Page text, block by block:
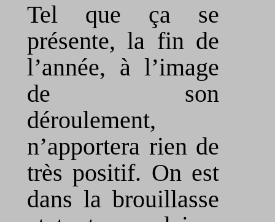
Tel que ça se
présente, la fin de
l’année, à l’image
de son
déroulement,
n’apportera rien de
très positif. On est
dans la brouillasse